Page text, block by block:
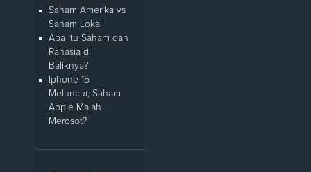
Saham Amerika vs
Saham Lokal
Apa Itu Saham dan
Rahasia di
Baliknya?
Iphone 15
Meluncur, Saham
Apple Malah
Merosot?